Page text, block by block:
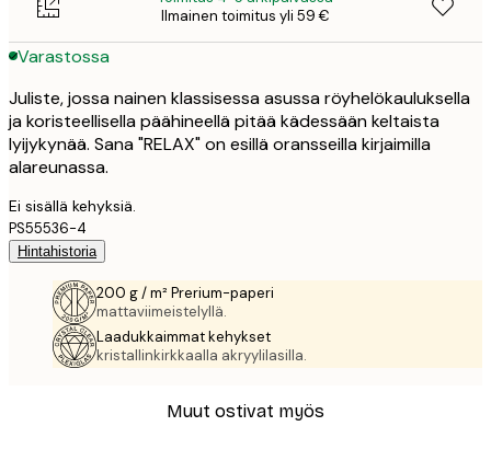
Ilmainen toimitus yli 59 €
Varastossa
Juliste, jossa nainen klassisessa asussa röyhelökauluksella
ja koristeellisella päähineellä pitää kädessään keltaista
lyijykynää. Sana "RELAX" on esillä oransseilla kirjaimilla
alareunassa.
Ei sisällä kehyksiä.
PS55536-4
Hintahistoria
200 g / m² Prerium-paperi
mattaviimeistelyllä.
Laadukkaimmat kehykset
kristallinkirkkaalla akryylilasilla.
Muut ostivat myös